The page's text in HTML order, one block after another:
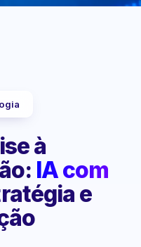
à
IA com
e